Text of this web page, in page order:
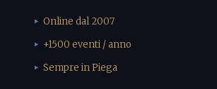
Online dal 2007
+1500 eventi / anno
Sempre in Piega